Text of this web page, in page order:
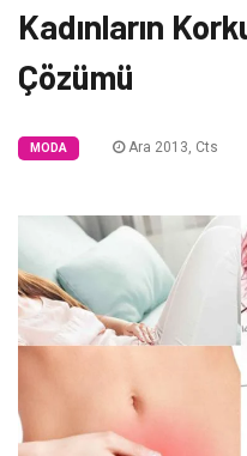
Kadınların
Çözümü
MODA Ara 2013, Cts